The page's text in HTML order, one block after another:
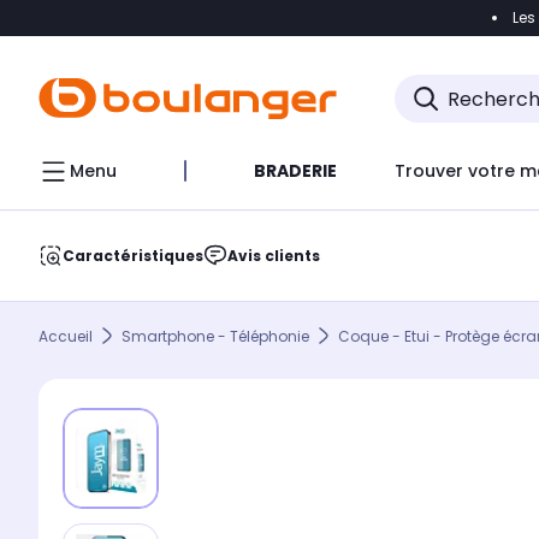
Accéder
Menu BRADERIE Trouver votre
Caractéristiques Avis clients
Accueil Smartphone - Téléphonie Coque - Etui - Protège